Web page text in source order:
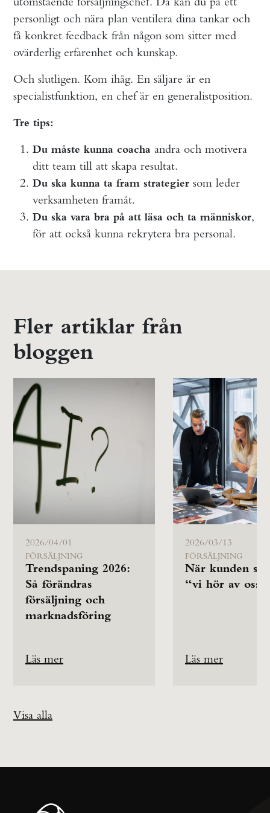
personligt och nära plan ventilera dina tankar och
få konkret feedback från någon som sitter med
ovärderlig erfarenhet och kunskap.
Och slutligen. Kom ihåg. En säljare är en
specialistfunktion, en chef är en generalistposition.
Tre tips:
Du måste kunna coacha andra och motivera
ditt team till att skapa resultat.
Du ska kunna ta fram strategier som leder
verksamheten framåt.
Du ska vara bra på att läsa och ta människor,
för att också kunna rekrytera bra personal.
Fler artiklar från
bloggen
Visa alla
2026/04/01
FÖRSÄLJNING
Trendspaning 2026:
Så förändras
försäljning och
marknadsföring
Läs mer
2026/03/13
FÖRSÄLJNING
När kunden
“vi hör av oss”
Läs mer